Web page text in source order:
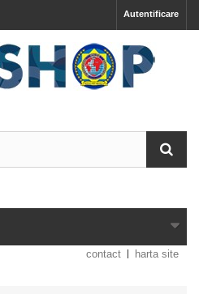
Autentificare
contact harta site